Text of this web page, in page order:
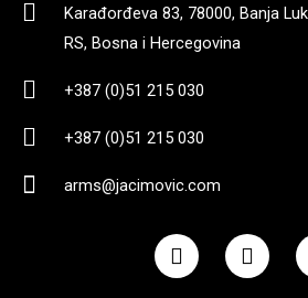
Karađorđeva 83, 78000, Banja
RS, Bosna i Hercegovina
+387 (0)51 215 030
+387 (0)51 215 030
arms@jacimovic.com
F
a
c
I
n
s